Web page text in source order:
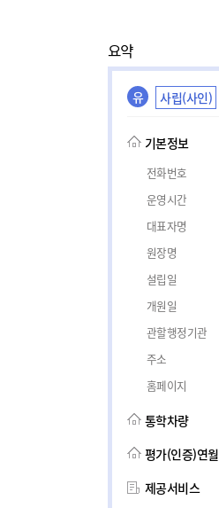
요약
유 사립(사인)
기본정보
전화번호
운영시간
대표자명
원장명
설립일
개원일
관할행정기관
주소
홈페이지
통학차량
평가(인증)연월
제공서비스